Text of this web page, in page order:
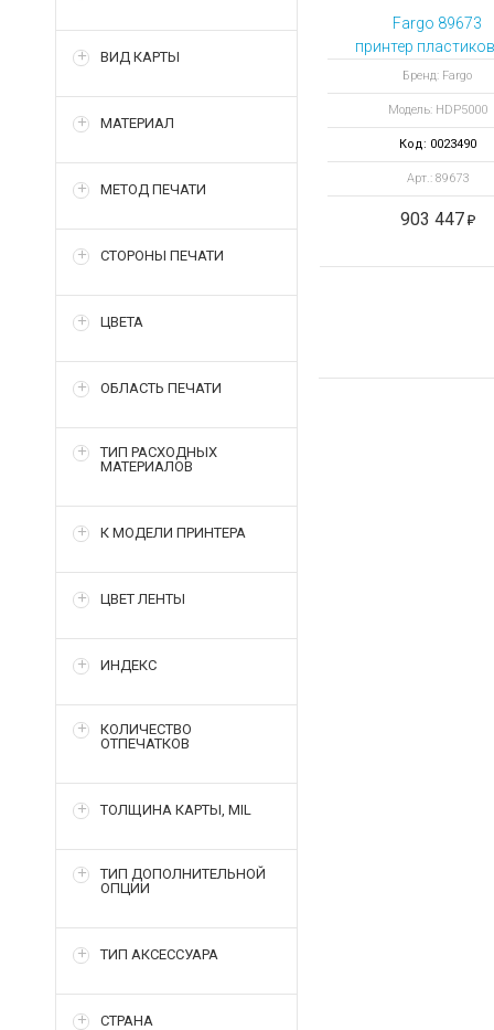
ВИД КАРТЫ
МАТЕРИАЛ
МЕТОД ПЕЧАТИ
СТОРОНЫ ПЕЧАТИ
ЦВЕТА
ОБЛАСТЬ ПЕЧАТИ
ТИП РАСХОДНЫХ
МАТЕРИАЛОВ
К МОДЕЛИ ПРИНТЕРА
ЦВЕТ ЛЕНТЫ
ИНДЕКС
КОЛИЧЕСТВО
ОТПЕЧАТКОВ
ТОЛЩИНА КАРТЫ, MIL
ТИП ДОПОЛНИТЕЛЬНОЙ
ОПЦИИ
ТИП АКСЕССУАРА
СТРАНА
Fargo 89673
принтер
Бренд: Fargo
Модель: HDP5000
Код: 0023490
Арт.: 89673
903 447